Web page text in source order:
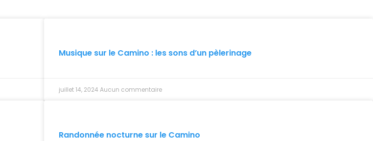
Musique sur le Camino : les sons d’un pèlerinage
juillet 14, 2024 Aucun commentaire
Randonnée nocturne sur le Camino